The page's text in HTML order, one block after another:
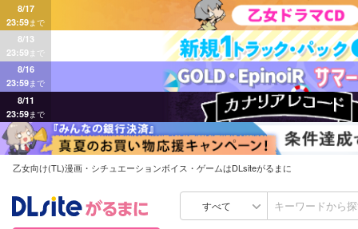
8/17
23:59まで
8/13
23:59まで
8/16
23:59まで
8/11
23:59まで
乙女向け(TL)漫画・シチュエーションボイス・ゲームはDLsiteがるまに
すべて